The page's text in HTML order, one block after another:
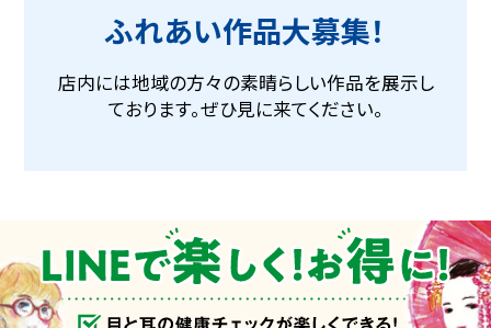
ふれあい作品大募集！
店内には地域の方々の素晴らしい作品を展示し
ております。ぜひ見に来てください。